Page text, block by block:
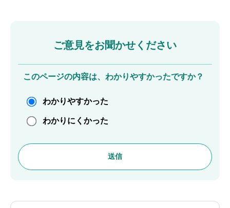
ご意見をお聞かせください
このページの内容は、わかりやすかったですか？
わかりやすかった
わかりにくかった